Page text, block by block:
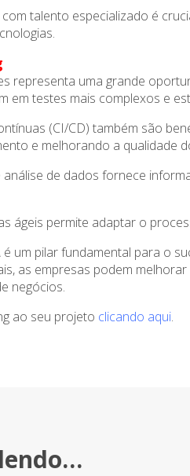
talento especializado é
representa uma grande
em testes mais complexos e
(CI/CD) também são
e melhorando a qualidade
de dados fornece
ágeis permite adaptar o
é um pilar fundamental para o
as empresas podem
negócios.
ao seu projeto clicando aqui.